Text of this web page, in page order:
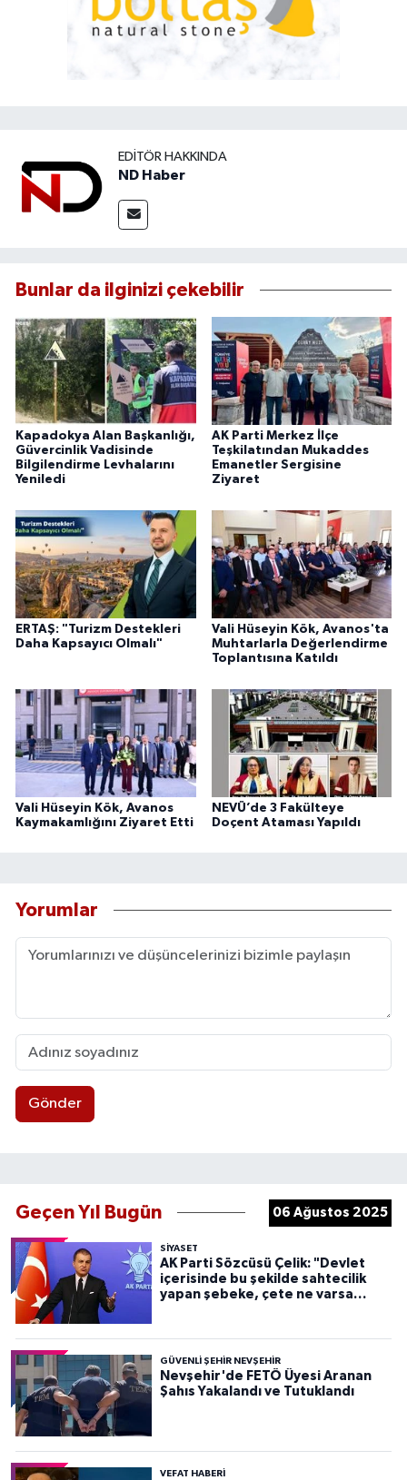
EDITÖR HAKKINDA
ND Haber
Bunlar da ilginizi çekebilir
Kapadokya Alan Başkanlığı,
Güvercinlik Vadisinde
Bilgilendirme Levhalarını
Yeniledi
AK Parti Merkez İlçe
Teşkilatından Mukaddes
Emanetler Sergisine
Ziyaret
ERTAŞ: "Turizm Destekleri
Daha Kapsayıcı Olmalı"
Vali Hüseyin Kök, Avanos'ta
Muhtarlarla Değerlendirme
Toplantısına Katıldı
Vali Hüseyin Kök, Avanos
Kaymakamlığını Ziyaret Etti
NEVÜ’de 3 Fakülteye
Doçent Ataması Yapıldı
Yorumlar
Gönder
Geçen Yıl Bugün 06 Ağustos 2025
SIYASET
AK Parti Sözcüsü Çelik: "Devlet
içerisinde bu şekilde sahtecilik
yapan şebeke, çete ne varsa
GÜVENLI ŞEHIR NEVŞEHIR
Nevşehir'de FETÖ Üyesi Aranan
Şahıs Yakalandı ve Tutuklandı
VEFAT HABERI